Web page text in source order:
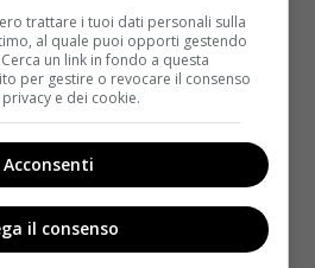
Fine
Honan
Stern
trattare i tuoi dati personali sulla
al quale puoi opporti gestendo
un link in fondo a questa
per gestire o revocare il consenso
e dei cookie.
Acconsenti
il consenso